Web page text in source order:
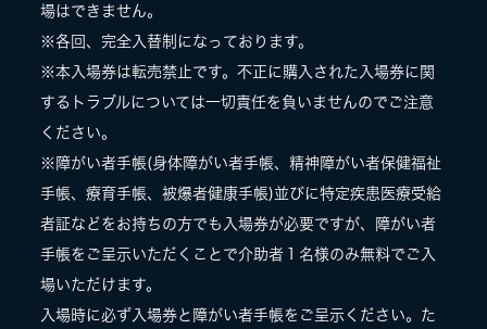
場はできません。
※各回、完全入替制になっております。
※本入場券は転売禁止です。不正に購入された入場券に関
するトラブルについては一切責任を負いませんのでご注意
ください。
※障がい者手帳(身体障がい者手帳、精神障がい者保健福祉
手帳、療育手帳、被爆者健康手帳)並びに特定疾患医療受給
者証などをお持ちの方でも入場券が必要ですが、障がい者
手帳をご呈示いただくことで介助者１名様のみ無料でご入
場いただけます。
入場時に必ず入場券と障がい者手帳をご呈示ください。た